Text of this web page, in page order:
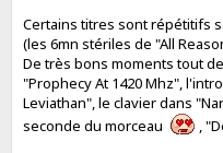
Certains titres sont répétitifs
(les 6mn stériles de "All
De très bons moments tout
"Prophecy At 1420 Mhz",
Leviathan", le clavier dans
seconde du morceau
,